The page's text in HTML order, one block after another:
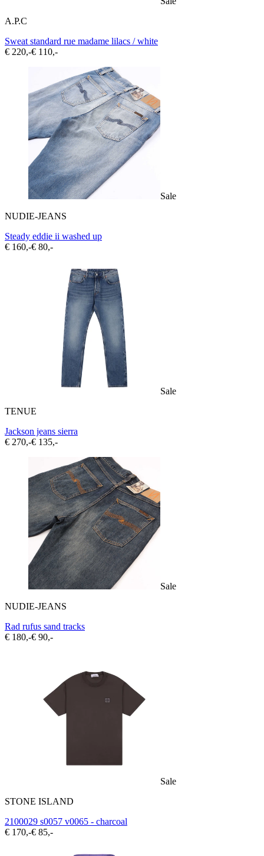
A.P.C
Sweat standard rue madame lilacs / white
€ 220,-€ 110,-
Sale
NUDIE-JEANS
Steady eddie ii washed up
€ 160,-€ 80,-
Sale
TENUE
Jackson jeans sierra
€ 270,-€ 135,-
Sale
NUDIE-JEANS
Rad rufus sand tracks
€ 180,-€ 90,-
Sale
STONE ISLAND
2100029 s0057 v0065 - charcoal
€ 170,-€ 85,-